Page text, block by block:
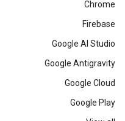
Chrome
Firebase
Google AI Studio
Google Antigravity
Google Cloud
Google Play